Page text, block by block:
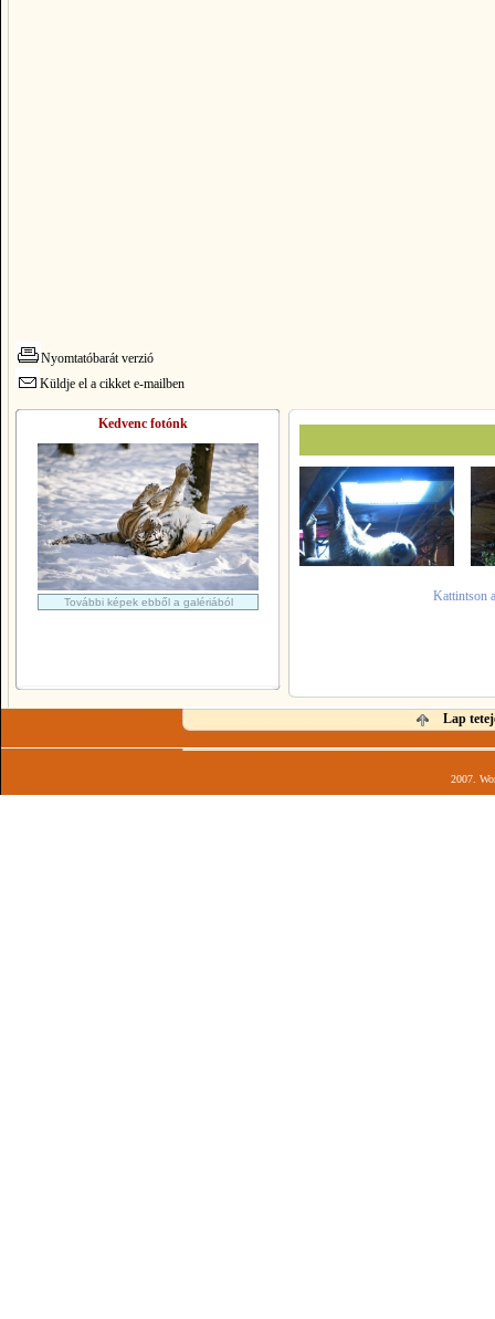
Nyomtatóbarát verzió
Küldje el a cikket e-mailben
Kedvenc fotónk
További képek ebből a galériából Kattintson
Lap
2007.